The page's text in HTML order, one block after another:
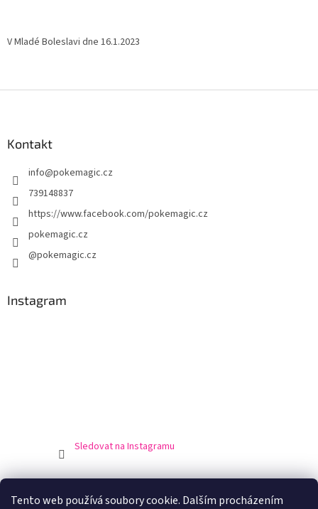
Tento web používá soubory cookie. Dalším procházením
V Mladé Boleslavi dne 16.1.2023
Kontakt
info@pokemagic.cz
739148837
https://www.facebook.com/pokemagic.cz
pokemagic.cz
@pokemagic.cz
Instagram
Sledovat na Instagramu
Doprava a platba Výrobci